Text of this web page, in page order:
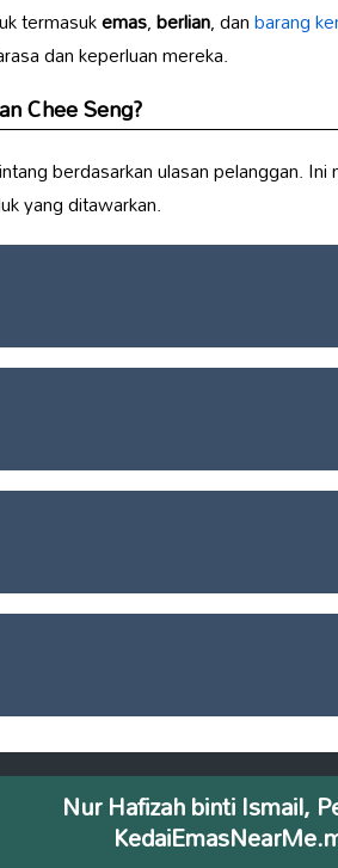
termasukemas,berlian, danbarang
dan keperluan mereka.
Chee Seng?
berdasarkan ulasan pelanggan. Ini
yang ditawarkan.
Nur Hafizah binti Ismail,